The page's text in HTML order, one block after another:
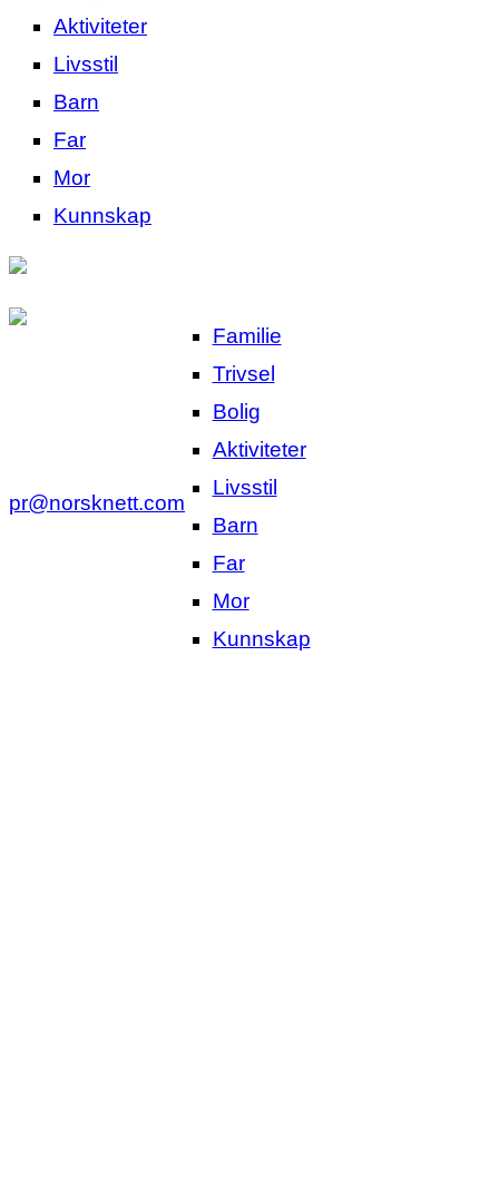
Aktiviteter
Livsstil
Barn
Far
Mor
Kunnskap
Familie
Trivsel
Bolig
Aktiviteter
Livsstil
Barn
Far
Mor
Kunnskap
pr@norsknett.com